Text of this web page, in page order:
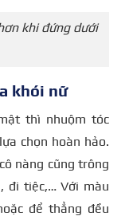
khi đứng dưới
khói nữ
thì nhuộm tóc
chọn hoàn hảo.
nàng cũng trông
đi tiệc,… Với màu
để thẳng đều